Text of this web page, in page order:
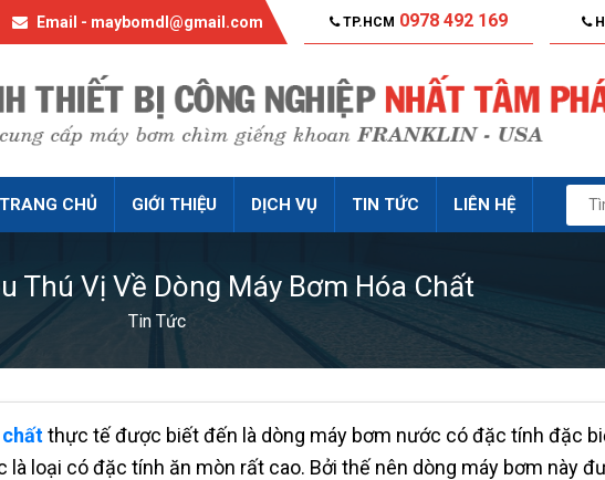
Email - maybomdl@gmail.com TP.HCM 0978 492 169
CHỦ GIỚI THIỆU DỊCH VỤ TIN TỨC LIÊN HỆ
Thú Vị Về Dòng Máy Bơm Hóa Chất
Tin Tức
chấtthực tế được biết đến là dòng máy bơm nước có đặc tính đặc
là loại có đặc tính ăn mòn rất cao. Bởi thế nên dòng máy bơm này